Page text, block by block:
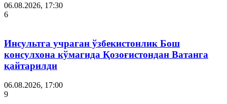
06.08.2026, 17:30
6
Инсультга учраган ўзбекистонлик Бош
консулхона кўмагида Қозоғистондан Ватанга
қайтарилди
06.08.2026, 17:00
9